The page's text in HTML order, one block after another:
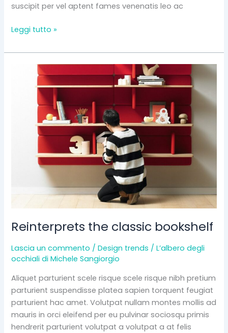
suscipit per vel aptent fames venenatis leo ac
Leggi tutto »
Reinterprets the classic bookshelf
Lascia un commento /Design trends /L’albero degli
occhiali di Michele Sangiorgio
Aliquet parturient scele risque scele risque nibh pretium
parturient suspendisse platea sapien torquent feugiat
parturient hac amet. Volutpat nullam montes mollis ad
mauris in orci eleifend per eu pulvinar sociosqu primis
hendrerit parturient volutpat a volutpat a at felis
Reinterprets
bookshelf